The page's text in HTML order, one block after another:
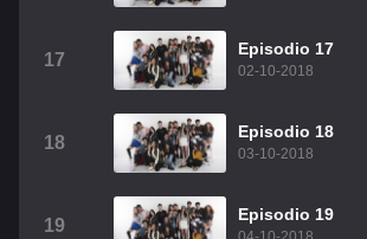
17
Episodio 17
02-10-2018
18
Episodio 18
03-10-2018
19
Episodio 19